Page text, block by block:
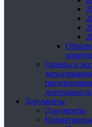
Оценка и
деятельности
Документы
Документы